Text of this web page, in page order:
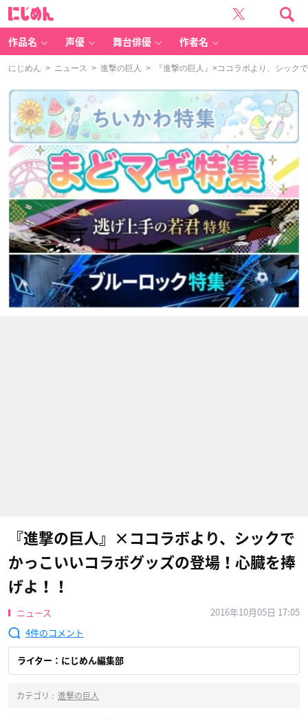
作品名 声優 舞台俳優 作者名
にじめん > ニュース > 進撃の巨人 > 『進撃の巨人』×ココラボより、シック
『進撃の巨人』×ココラボより、シックで
かっこいいコラボグッズの登場！心臓を捧
げよ！！
ニュース
2016年10月05日 17:05
4
ライター：にじめん編集部
カテゴリ : 進撃の巨人